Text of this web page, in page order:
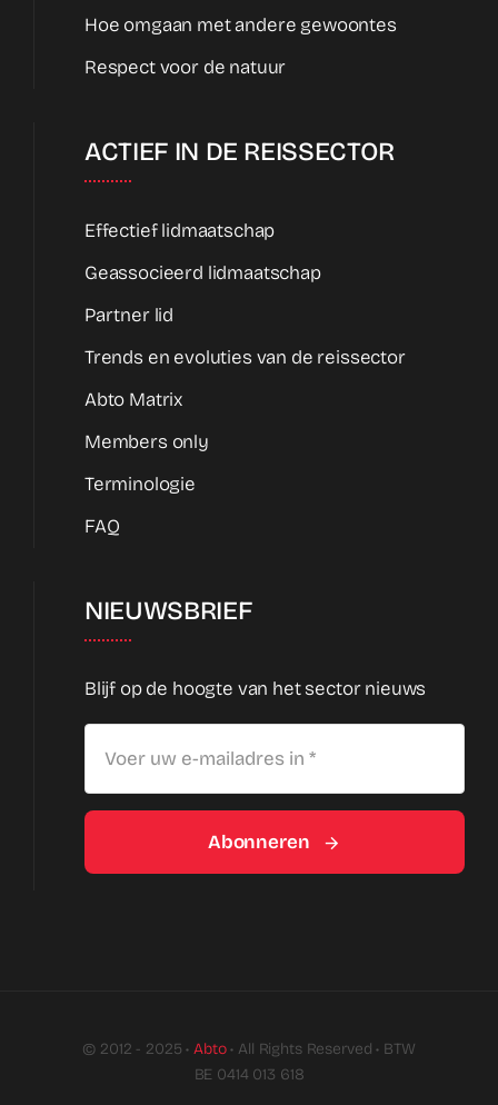
Hoe omgaan met andere gewoontes
Respect voor de natuur
ACTIEF IN DE REISSECTOR
Effectief lidmaatschap
Geassocieerd lidmaatschap
Partner lid
Trends en evoluties van de reissector
Abto Matrix
Members only
Terminologie
FAQ
NIEUWSBRIEF
Blijf op de hoogte van het sector nieuws
Abonneren
© 2012 - 2025 •Abto• All Rights Reserved • BTW
BE 0414 013 618